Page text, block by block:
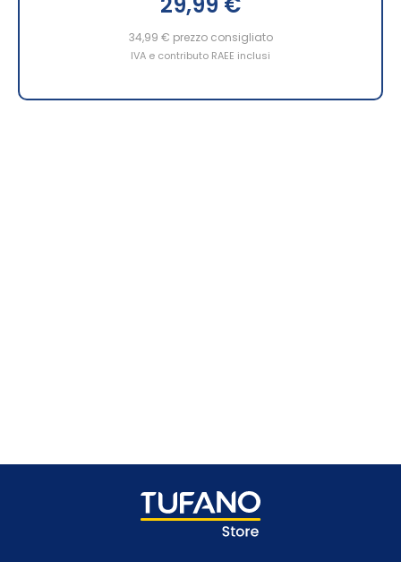
34,99 € prezzo consigliato
IVA e contributo RAEE inclusi